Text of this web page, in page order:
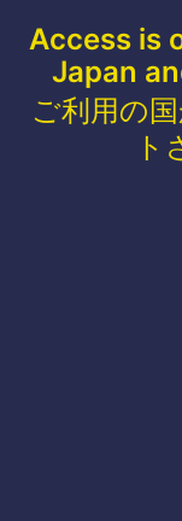
Access is
Japan
ご利用の
ト